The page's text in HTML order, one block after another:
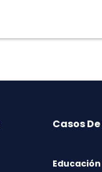
Casos De
Educación